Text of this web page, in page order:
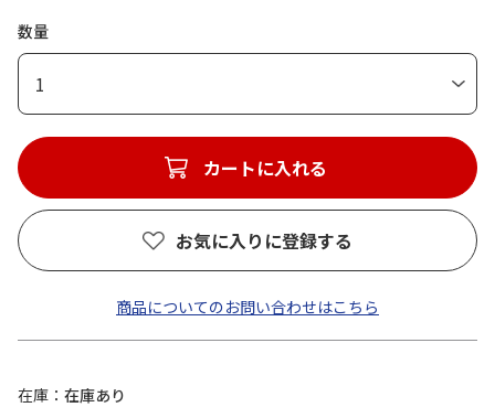
数量
1
カートに入れる
お気に入りに登録する
商品についてのお問い合わせはこちら
在庫
在庫あり